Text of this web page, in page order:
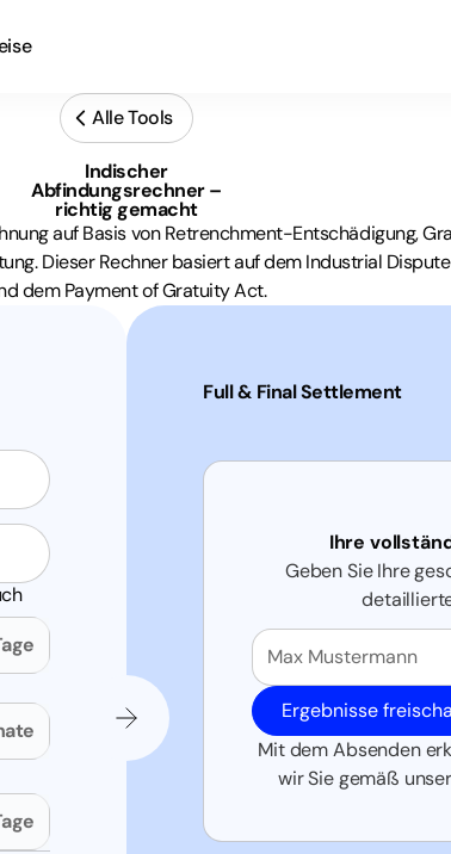
Alle Tools
Indischer
Abfindungsrechner –
richtig gemacht
auf Basis von Retrenchment-Entschädigung,
Dieser Rechner basiert auf dem Industrial
dem Payment of Gratuity Act.
Full & Final Settlement
Ihre
Geben Sie Ihre
Vollständiger Name
Ergebnisse
Mit dem Absenden
wir Sie gemäß